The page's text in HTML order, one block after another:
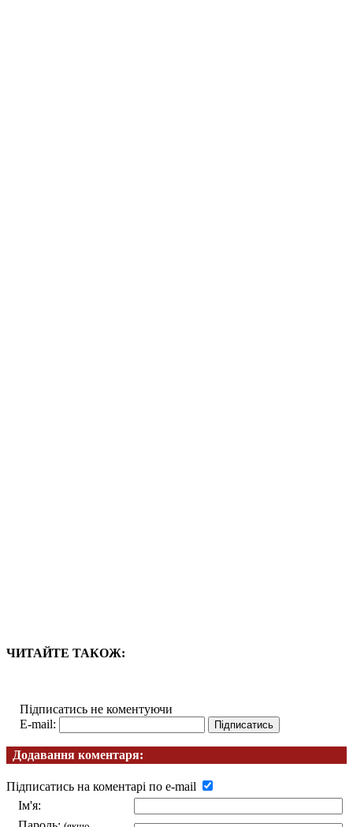
ЧИТАЙТЕ ТАКОЖ:
Підписатись не коментуючи
E-mail:
Додавання коментаря:
Підписатись на коментарі по e-mail
Ім'я: